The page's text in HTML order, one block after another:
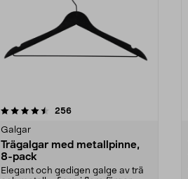
256recensioner
Galgar
Trägalgar med metallpinne,
8-pack
Elegant och gedigen galge av trä
4.0av 5 stjärnor